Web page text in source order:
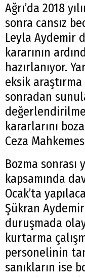
Ağrı’da 2018
sonra cansız
Leyla Aydemir
kararının
hazırlanıyor.
eksik araştırma
sonradan
kararlarını
Ceza
Bozma
kapsamında
Ocak’ta
Şükran
duruşmada
kurtarma
personelinin
sanıkların ise